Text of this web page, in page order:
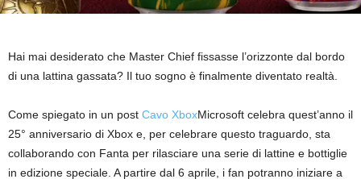
Hai mai desiderato che Master Chief fissasse l’orizzonte dal bordo
di una lattina gassata? Il tuo sogno è finalmente diventato realtà.
Come spiegato in un post Cavo XboxMicrosoft celebra quest’anno il
25° anniversario di Xbox e, per celebrare questo traguardo, sta
collaborando con Fanta per rilasciare una serie di lattine e bottiglie
in edizione speciale. A partire dal 6 aprile, i fan potranno iniziare a